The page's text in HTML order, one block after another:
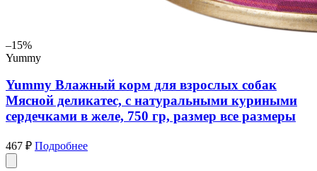
–15%
Yummy
Yummy Влажный корм для взрослых собак
Мясной деликатес, с натуральными куриными
сердечками в желе, 750 гр, размер все размеры
467 ₽ Подробнее